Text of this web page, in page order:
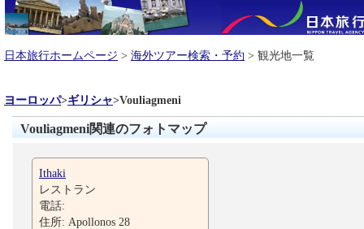
日本旅行ホームページ > 海外ツアー検索・予約 > 観光地一覧
ヨーロッパ>ギリシャ>Vouliagmeni
Vouliagmeni関連のフォトマップ
Ithaki
レストラン
電話:
住所: Apollonos 28